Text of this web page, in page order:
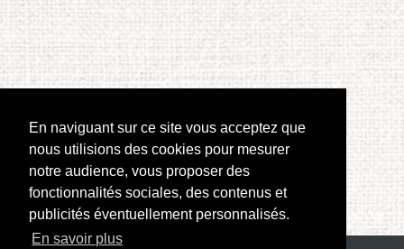
En naviguant sur ce site vous acceptez que
nous utilisions des cookies pour mesurer
notre audience, vous proposer des
fonctionnalités sociales, des contenus et
publicités éventuellement personnalisés.
En savoir plus